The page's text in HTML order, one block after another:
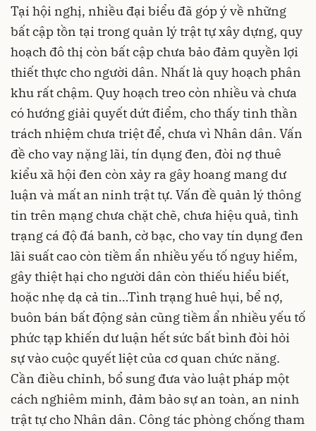
Tại hội nghị, nhiều đại biểu đã góp ý về những
bất cập tồn tại trong quản lý trật tự xây dựng, quy
hoạch đô thị còn bất cập chưa bảo đảm quyền lợi
thiết thực cho người dân. Nhất là quy hoạch phân
khu rất chậm. Quy hoạch treo còn nhiều và chưa
có hướng giải quyết dứt điểm, cho thấy tinh thần
trách nhiệm chưa triệt để, chưa vì Nhân dân. Vấn
đề cho vay nặng lãi, tín dụng đen, đòi nợ thuê
kiểu xã hội đen còn xảy ra gây hoang mang dư
luận và mất an ninh trật tự. Vấn đề quản lý thông
tin trên mạng chưa chặt chẽ, chưa hiệu quả, tình
trạng cá độ đá banh, cờ bạc, cho vay tín dụng đen
lãi suất cao còn tiềm ẩn nhiều yếu tố nguy hiểm,
gây thiệt hại cho người dân còn thiếu hiểu biết,
hoặc nhẹ dạ cả tin…Tình trạng huê hụi, bể nợ,
buôn bán bất động sản cũng tiềm ẩn nhiều yếu tố
phức tạp khiến dư luận hết sức bất bình đòi hỏi
sự vào cuộc quyết liệt của cơ quan chức năng.
Cần điều chỉnh, bổ sung đưa vào luật pháp một
cách nghiêm minh, đảm bảo sự an toàn, an ninh
trật tự cho Nhân dân. Công tác phòng chống tham